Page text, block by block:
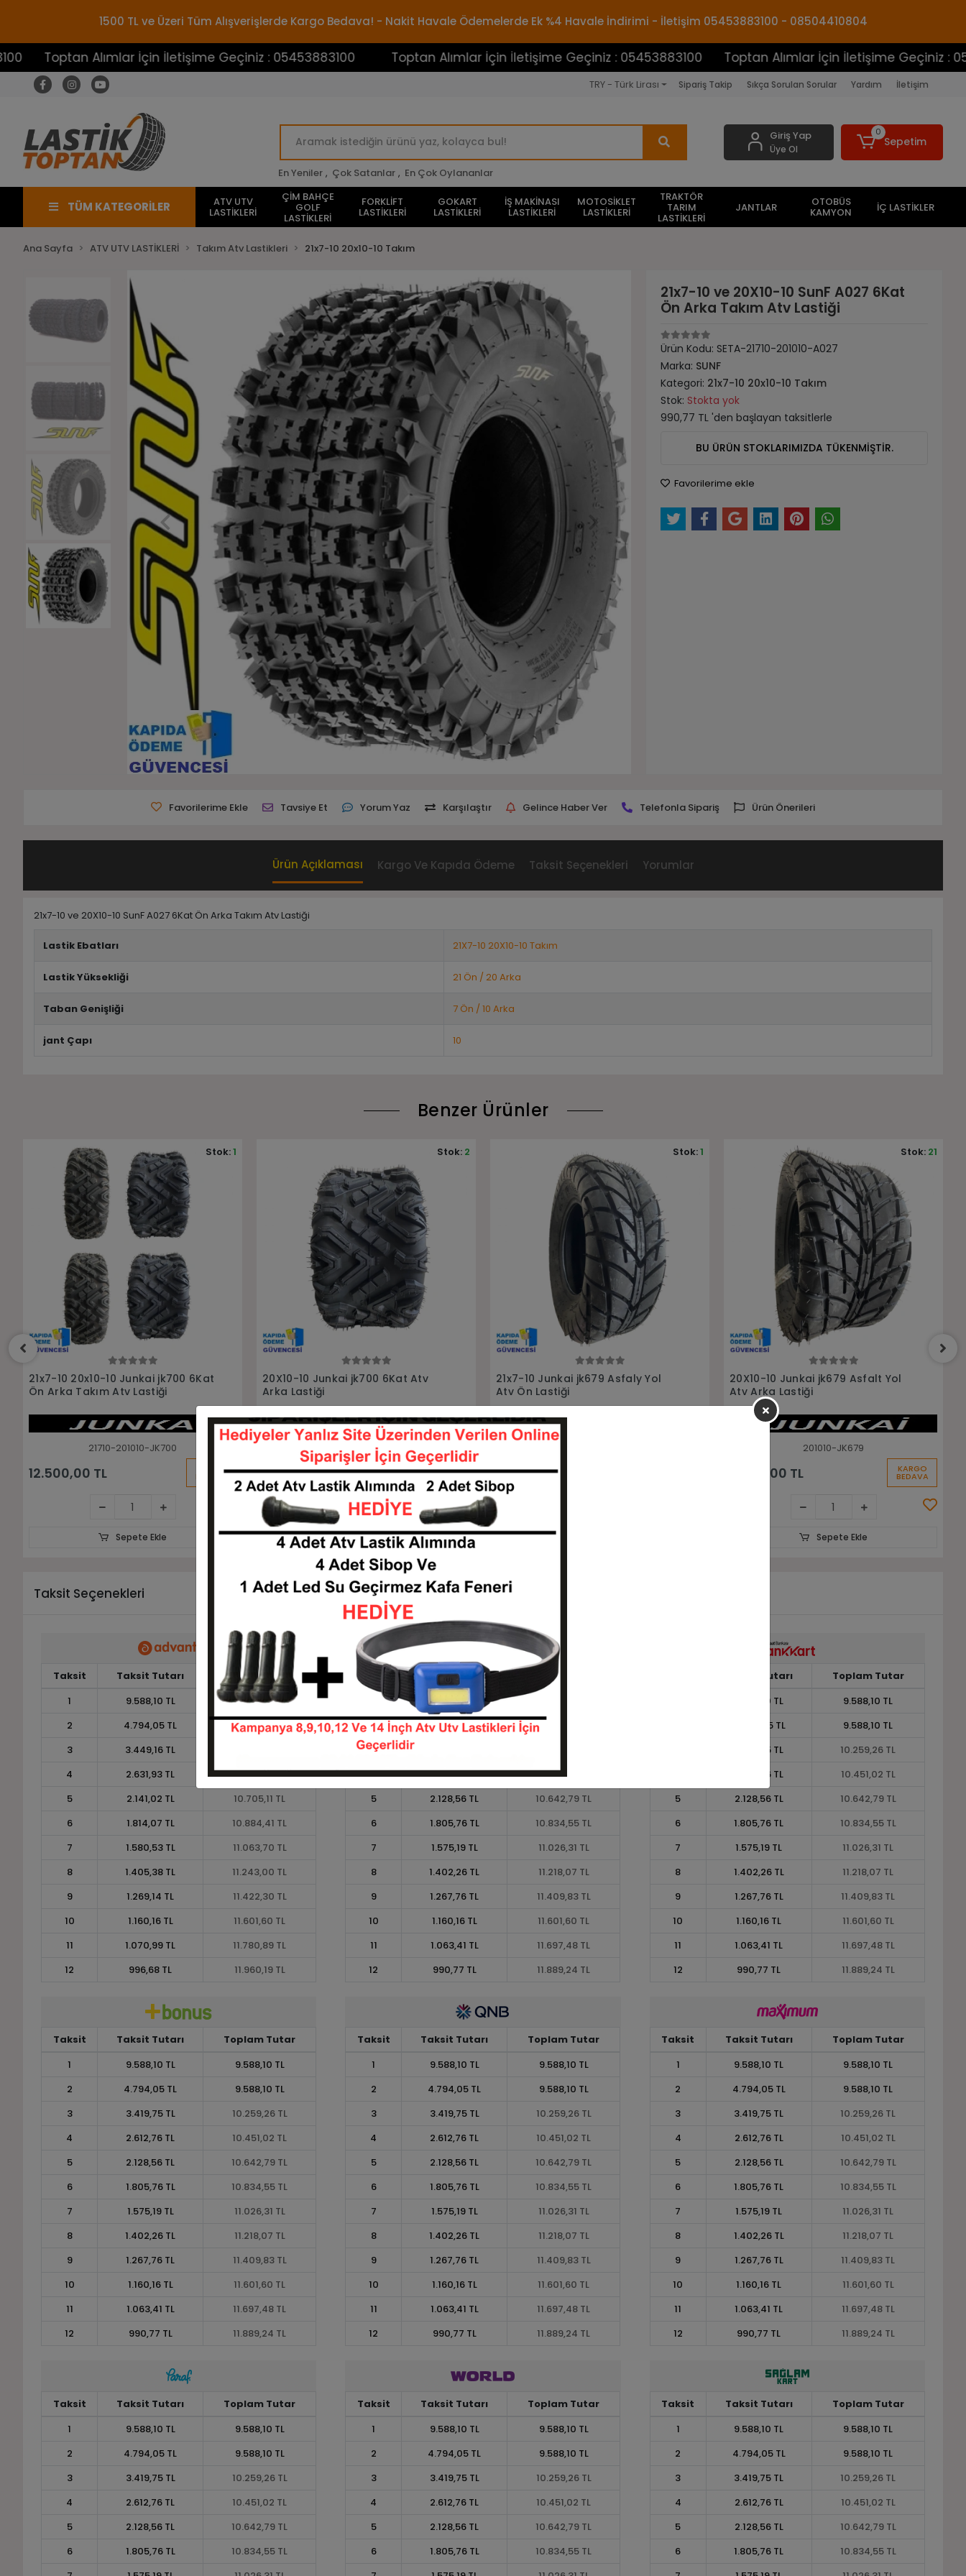
1500 TL ve Üzeri Tüm Alışverişlerde Kargo Bedava! - Nakit Havale Ödemelerde Ek %4 Havale İndirimi - İletişim 05453883100 - 08504410804
Alımlar İçin İletişime Geçiniz : 05453883100 Toptan Alımlar İçin İletişime Geçiniz : 05453883100 Toptan Alımlar İçin İletişime Geçiniz :
TRY - Türk Lirası Sipariş Takip Sıkça Sorulan Sorular Yardım İletişim
En Yeniler , Çok Satanlar , En Çok Oylananlar
Giriş Yap
Üye Ol
0
Sepetim
TÜM KATEGORİLER ATV UTV
LASTİKLERİ
ÇİM BAHÇE
GOLF
LASTİKLERİ
FORKLİFT
LASTİKLERİ
GOKART
LASTİKLERİ
İŞ MAKİNASI
LASTİKLERİ
MOTOSİKLET
LASTİKLERİ
TRAKTÖR
TARIM
LASTİKLERİ
JANTLAR OTOBÜS
KAMYON İÇ LASTİKLER
Ana Sayfa ATV UTV LASTİKLERİ Takım Atv Lastikleri 21x7-10 20x10-10 Takım
21x7-10 ve 20X10-10 SunF A027 6Kat
Ön Arka Takım Atv Lastiği
Ürün Kodu: SETA-21710-201010-A027
Marka: SUNF
Kategori: 21x7-10 20x10-10 Takım
Stok: Stokta yok
990,77 TL 'den başlayan taksitlerle
BU ÜRÜN STOKLARIMIZDA TÜKENMİŞTİR.
Favorilerime ekle
Favorilerime Ekle Tavsiye Et Yorum Yaz Karşılaştır Gelince Haber Ver Telefonla Sipariş Ürün Önerileri
Ürün Açıklaması Kargo Ve Kapıda Ödeme Taksit Seçenekleri Yorumlar
21x7-10 ve 20X10-10 SunF A027 6Kat Ön Arka Takım Atv Lastiği
Lastik Ebatları 21X7-10 20X10-10 Takım
Lastik Yüksekliği 21 Ön / 20 Arka
Taban Genişliği 7 Ön / 10 Arka
jant Çapı 10
Benzer Ürünler
20X10-10 Junkai jk700 6Kat Atv
Arka Lastiği
201010-JK700
3.500,00 TL KARGO
BEDAVA
Stok:2
Sepete Ekle
21x7-10 Junkai jk679 Asfaly Yol
Atv Ön Lastiği
21710-JK679
3.200,00 TL KARGO
BEDAVA
Stok:1
Sepete Ekle
20X10-10 Junkai jk679 Asfalt Yol
Atv Arka Lastiği
3.500,00 TL
Stok:21
21x7-10 Junkai jk600 Atv Ön Lastiği
21710-JK600
3.000,00 TL KARGO
BEDAVA
Stok: 21
Sepete Ekle
Taksit Seçenekleri
Taksit Taksit Tutarı
Toplam Tutar
1
9.588,10 TL
9.588,10 TL
2
4.794,05 TL
9.588,10 TL
3
3.449,16 TL
4
2.631,93 TL
10.527,73 TL
5
2.141,02 TL
10.705,11 TL
6
1.814,07 TL
10.884,41 TL
7
1.580,53 TL
11.063,70 TL
8
1.405,38 TL
11.243,00 TL
9
1.269,14 TL
11.422,30 TL
10
1.160,16 TL
11.601,60 TL
11
1.070,99 TL
11.780,89 TL
12
996,68 TL 11.960,19 TL
Taksit Taksit Tutarı
Toplam Tutar
9.588,10 TL
2
4.794,05 TL
9.588,10 TL
3
4
2.612,76 TL
10.451,02 TL
5
2.128,56 TL
10.642,79 TL
6
1.805,76 TL
10.834,55 TL
7
1.575,19 TL
11.026,31 TL
8
1.402,26 TL
11.218,07 TL
9
1.267,76 TL
11.409,83 TL
10
1.160,16 TL
11.601,60 TL
11
1.063,41 TL
11.697,48 TL
12
990,77 TL 11.889,24 TL
Taksit Tutarı
Toplam Tutar
9.588,10 TL
9.588,10 TL
4.794,05 TL
9.588,10 TL
3.419,75 TL
10.259,26 TL
2.612,76 TL
10.451,02 TL
5
2.128,56 TL
10.642,79 TL
6
1.805,76 TL
10.834,55 TL
7
1.575,19 TL
11.026,31 TL
8
1.402,26 TL
11.218,07 TL
9
1.267,76 TL
11.409,83 TL
10
1.160,16 TL
11.601,60 TL
11
1.063,41 TL
11.697,48 TL
12
990,77 TL 11.889,24 TL
Taksit Taksit Tutarı
Toplam Tutar
1
9.588,10 TL
9.588,10 TL
2
4.794,05 TL
9.588,10 TL
3
3.419,75 TL
10.259,26 TL
4
2.612,76 TL
10.451,02 TL
5
2.128,56 TL
10.642,79 TL
6
1.805,76 TL
10.834,55 TL
7
1.575,19 TL
11.026,31 TL
8
1.402,26 TL
11.218,07 TL
9
1.267,76 TL
11.409,83 TL
10
1.160,16 TL
11.601,60 TL
11
1.063,41 TL
11.697,48 TL
12
990,77 TL 11.889,24 TL
Taksit Taksit Tutarı
Toplam Tutar
1
9.588,10 TL
9.588,10 TL
2
4.794,05 TL
9.588,10 TL
3
3.419,75 TL
10.259,26 TL
4
2.612,76 TL
10.451,02 TL
5
2.128,56 TL
10.642,79 TL
6
1.805,76 TL
10.834,55 TL
7
1.575,19 TL
11.026,31 TL
8
1.402,26 TL
11.218,07 TL
9
1.267,76 TL
11.409,83 TL
10
1.160,16 TL
11.601,60 TL
11
1.063,41 TL
11.697,48 TL
12
990,77 TL 11.889,24 TL
Taksit Taksit Tutarı
Toplam Tutar
1
9.588,10 TL
9.588,10 TL
2
4.794,05 TL
9.588,10 TL
3
3.419,75 TL
10.259,26 TL
4
2.612,76 TL
10.451,02 TL
5
2.128,56 TL
10.642,79 TL
6
1.805,76 TL
10.834,55 TL
7
1.575,19 TL
11.026,31 TL
8
1.402,26 TL
11.218,07 TL
9
1.267,76 TL
11.409,83 TL
10
1.160,16 TL
11.601,60 TL
11
1.063,41 TL
11.697,48 TL
12
990,77 TL 11.889,24 TL
Taksit Taksit Tutarı
Toplam Tutar
1
9.588,10 TL
9.588,10 TL
2
4.794,05 TL
9.588,10 TL
3
3.419,75 TL
10.259,26 TL
4
2.612,76 TL
10.451,02 TL
5
2.128,56 TL
10.642,79 TL
6
1.805,76 TL
10.834,55 TL
Taksit Taksit Tutarı
Toplam Tutar
1
9.588,10 TL
9.588,10 TL
2
4.794,05 TL
9.588,10 TL
3
3.419,75 TL
10.259,26 TL
4
2.612,76 TL
10.451,02 TL
5
2.128,56 TL
10.642,79 TL
6
1.805,76 TL
10.834,55 TL
Taksit Taksit Tutarı
Toplam Tutar
1
9.588,10 TL
9.588,10 TL
2
4.794,05 TL
9.588,10 TL
3
3.419,75 TL
10.259,26 TL
4
2.612,76 TL
10.451,02 TL
5
2.128,56 TL
10.642,79 TL
6
1.805,76 TL
10.834,55 TL